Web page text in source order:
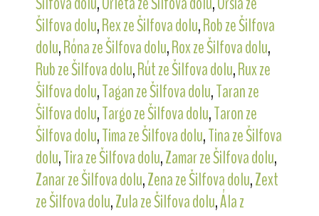
Šilfova dolu,Rex ze Šilfova dolu,Rob ze Šilfova
dolu,Róna ze Šilfova dolu,Rox ze Šilfova dolu,
Rub ze Šilfova dolu,Rút ze Šilfova dolu,Rux ze
Šilfova dolu,Tagan ze Šilfova dolu,Taran ze
Šilfova dolu,Targo ze Šilfova dolu,Taron ze
Šilfova dolu,Tima ze Šilfova dolu,Tina ze Šilfova
dolu,Tira ze Šilfova dolu,Zamar ze Šilfova dolu,
Zanar ze Šilfova dolu,Zena ze Šilfova dolu,Zext
ze Šilfova dolu,Zula ze Šilfova dolu,Ála z